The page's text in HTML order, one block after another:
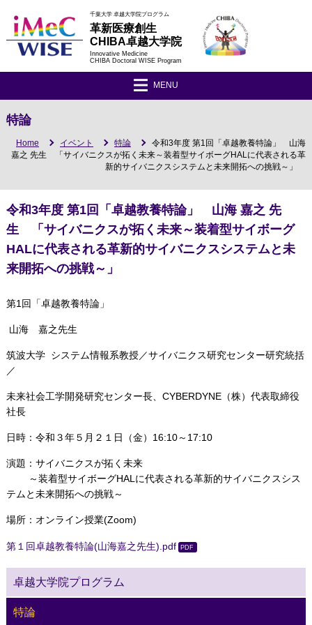
千葉大学 卓越大学院プログラム
革新医療創生
CHIBA卓越大学院
Innovative Medicine
CHIBA Doctoral WISE Program
MENU
特論
Home イベント 特論
令和3年度 第1回「卓越教養特論」 山海
嘉之 先生 「サイバニクスが拓く未来～装着型サイボーグHALに代表される革
新的サイバニクスシステムと未来開拓への挑戦～」
令和3年度 第1回「卓越教養特論」 山海 嘉之 先
生 「サイバニクスが拓く未来～装着型サイボーグ
HALに代表される革新的サイバニクスシステムと未
来開拓への挑戦～」
第1回「卓越教養特論」
山海 嘉之先生
筑波大学 システム情報系教授／サイバニクス研究センター研究統括
／
未来社会工学開発研究センター長、CYBERDYNE（株）代表取締役
社長
日時：令和３年５月２１日（金）16:10～17:10
演題：サイバニクスが拓く未来
～装着型サイボーグHALに代表される革新的サイバニクスシス
テムと未来開拓への挑戦～
場所：オンライン授業(Zoom)
第１回卓越教養特論(山海嘉之先生).pdf
卓越大学院プログラム
特論